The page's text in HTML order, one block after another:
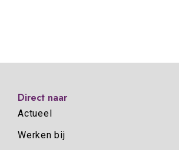
Direct naar
Actueel
Werken bij